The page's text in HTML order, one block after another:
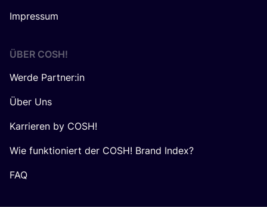
Impressum
ÜBER COSH!
Werde Partner:in
Über Uns
Karrieren by COSH!
Wie funktioniert der COSH! Brand Index?
FAQ